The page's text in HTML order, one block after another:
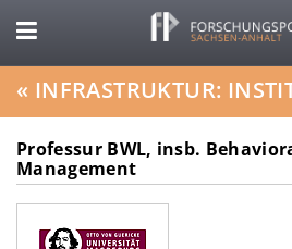
« INFRASTRUKTUR:
Professur BWL, insb.
Management